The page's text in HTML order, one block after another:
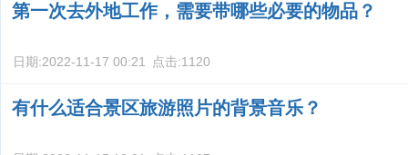
第一次去外地工作，需要带哪些必要的物品？
日期:2022-11-17 00:21 点击:1120
有什么适合景区旅游照片的背景音乐？